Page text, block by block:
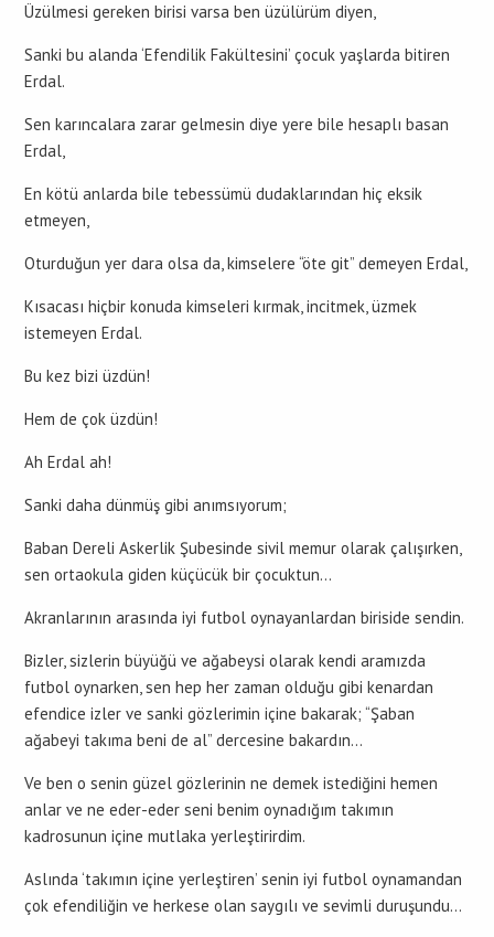
Üzülmesi gereken birisi varsa ben üzülürüm diyen,
Sanki bu alanda ‘Efendilik Fakültesini’ çocuk yaşlarda bitiren
Erdal.
Sen karıncalara zarar gelmesin diye yere bile hesaplı basan
Erdal,
En kötü anlarda bile tebessümü dudaklarından hiç eksik
etmeyen,
Oturduğun yer dara olsa da, kimselere “öte git” demeyen Erdal,
Kısacası hiçbir konuda kimseleri kırmak, incitmek, üzmek
istemeyen Erdal.
Bu kez bizi üzdün!
Hem de çok üzdün!
Ah Erdal ah!
Sanki daha dünmüş gibi anımsıyorum;
Baban Dereli Askerlik Şubesinde sivil memur olarak çalışırken,
sen ortaokula giden küçücük bir çocuktun…
Akranlarının arasında iyi futbol oynayanlardan biriside sendin.
Bizler, sizlerin büyüğü ve ağabeysi olarak kendi aramızda
futbol oynarken, sen hep her zaman olduğu gibi kenardan
efendice izler ve sanki gözlerimin içine bakarak; “Şaban
ağabeyi takıma beni de al” dercesine bakardın…
Ve ben o senin güzel gözlerinin ne demek istediğini hemen
anlar ve ne eder-eder seni benim oynadığım takımın
kadrosunun içine mutlaka yerleştirirdim.
Aslında ‘takımın içine yerleştiren’ senin iyi futbol oynamandan
çok efendiliğin ve herkese olan saygılı ve sevimli duruşundu…